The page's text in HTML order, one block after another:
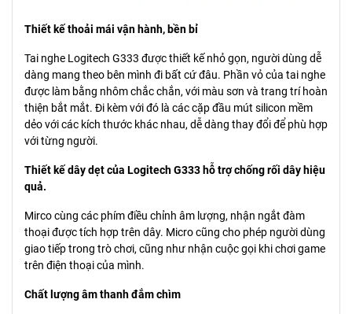
Thiết kế thoải mái vận hành, bền bỉ
Tai nghe Logitech G333 được thiết kế nhỏ gọn, người dùng dễ
dàng mang theo bên mình đi bất cứ đâu. Phần vỏ của tai nghe
được làm bằng nhôm chắc chắn, với màu sơn và trang trí hoàn
thiện bắt mắt. Đi kèm với đó là các cặp đầu mút silicon mềm
dẻo với các kích thước khác nhau, dễ dàng thay đổi để phù hợp
với từng người.
Thiết kế dây dẹt của Logitech G333 hỗ trợ chống rối dây hiệu
quả.
Mirco cùng các phím điều chỉnh âm lượng, nhận ngắt đàm
thoại được tích hợp trên dây. Micro cũng cho phép người dùng
giao tiếp trong trò chơi, cũng như nhận cuộc gọi khi chơi game
trên điện thoại của mình.
Chất lượng âm thanh đắm chìm